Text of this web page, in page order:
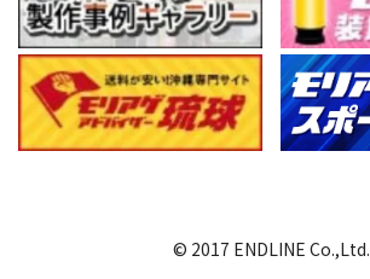
© 2017 ENDLINE Co.,Ltd.